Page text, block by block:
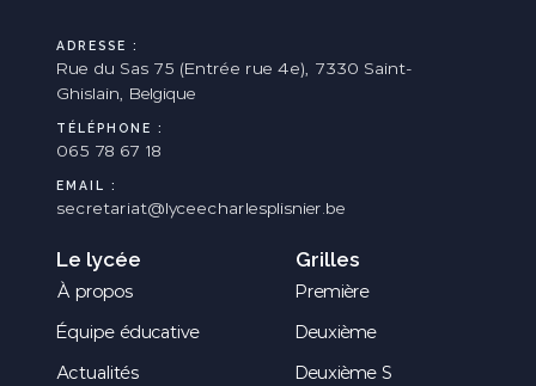
ADRESSE :
Rue du Sas 75 (Entrée rue 4e), 7330 Saint-
Ghislain, Belgique
TÉLÉPHONE :
065 78 67 18
EMAIL :
secretariat@lyceecharlesplisnier.be
Le lycée
À propos
Équipe éducative
Actualités
Grilles
Première
Deuxième
Deuxième S